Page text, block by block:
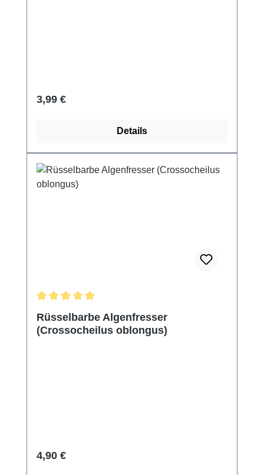
Regulärer Preis:
3,99 €
Details
Rüsselbarbe Algenfresser
(Crossocheilus oblongus)
Regulärer Preis:
4,90 €